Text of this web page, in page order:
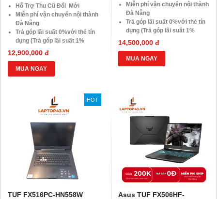
Hỗ Trợ Thu Cũ Đổi Mới
Miễn phí vận chuyển nội thành
Đà Nẵng
Trả góp lãi suất 0%với thẻ tín
dụng (Trả góp lãi suất 1%
HDsaison - chỉ cần CMND
BLX hoặc hộ khẩu gốc )
Giảm 20%khi nâng cấp Ram-
SSD
khách hàng ở xa, HSSV . Săn
10.000 Voucher Giảm
Giá 500.000đ
12,900,000 đ
MUA NGAY
Miễn phí vận chuyển nội thành
Đà Nẵng
Trả góp lãi suất 0%với thẻ tín
dụng (Trả góp lãi suất 1%
HDsaison - chỉ cần CMND
BLX hoặc hộ khẩu gốc )
Giảm 20%khi nâng cấp Ram-
SSD
Giá 500.000đ
14,500,000 đ
MUA NGAY
HOT
TUF FX516PC-HN558W
Asus TUF FX506HF-